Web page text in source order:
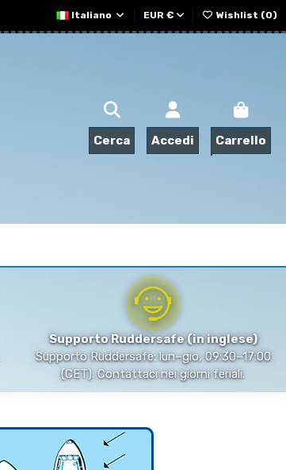
Italiano EUR € Wishlist (0)
Cerca Accedi Carrello
Supporto Ruddersafe (in inglese)
Supporto Ruddersafe: lun–gio, 09:30–17:00
(CET). Contattaci nei giorni feriali.